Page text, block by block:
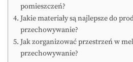
pomieszczeń?
Jakie materiały są najlepsze do
przechowywanie?
Jak zorganizować przestrzeń w
przechowywanie?